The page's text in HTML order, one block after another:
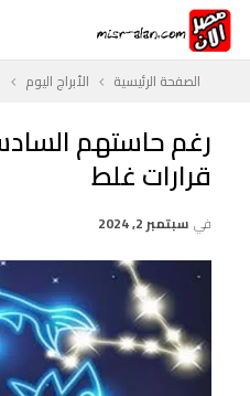
الصفحة الرئيسية الأبراج اليوم
قرارات غلط
في سبتمبر 2, 2024